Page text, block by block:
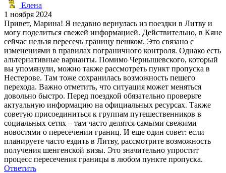
Елена
1 ноября 2024
Привет, Марина! Я недавно вернулась из поездки в Литву и
могу поделиться свежей информацией. Действительно, в Кяне
сейчас нельзя пересечь границу пешком. Это связано с
изменениями в правилах пограничного контроля. Однако есть
альтернативные варианты. Помимо Чернышевского, который
вы упомянули, можно также рассмотреть пункт пропуска в
Нестерове. Там тоже сохранилась возможность пешего
перехода. Важно отметить, что ситуация может меняться
довольно быстро. Перед поездкой обязательно проверьте
актуальную информацию на официальных ресурсах. Также
советую присоединиться к группам путешественников в
социальных сетях – там часто делятся самыми свежими
новостями о пересечении границ. И еще один совет: если
планируете часто ездить в Литву, рассмотрите возможность
получения шенгенской визы. Это значительно упростит
процесс пересечения границы в любом пункте пропуска.
Ответить